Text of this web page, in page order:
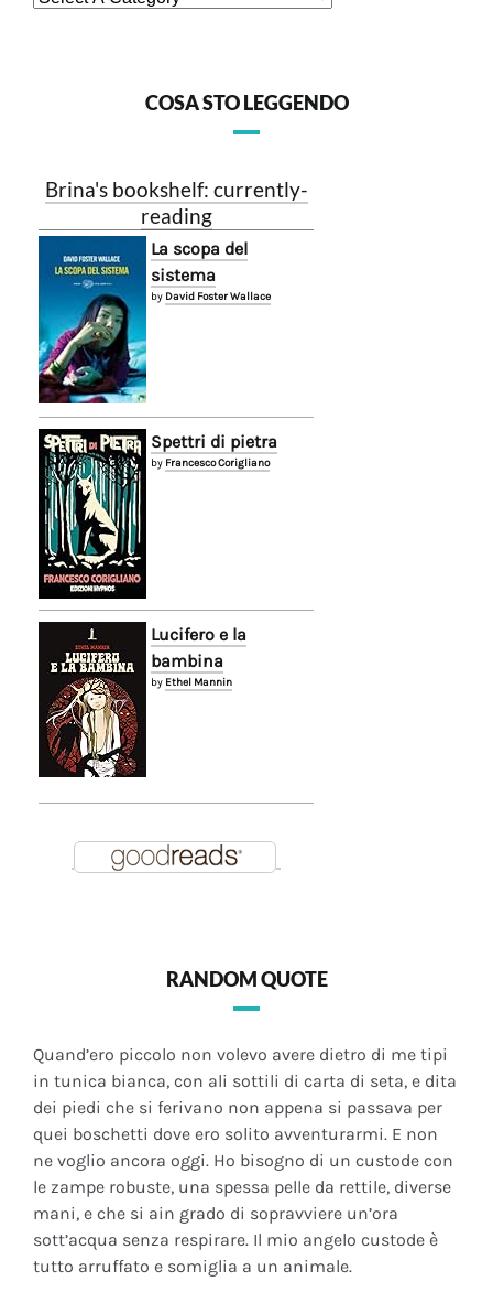
COSA STO LEGGENDO
Brina's bookshelf: currently-
reading
La scopa del
sistema
by David Foster Wallace
Spettri di pietra
by Francesco Corigliano
Lucifero e la
bambina
by Ethel Mannin
RANDOM QUOTE
Quand’ero piccolo non volevo avere dietro di me tipi
in tunica bianca, con ali sottili di carta di seta, e dita
dei piedi che si ferivano non appena si passava per
quei boschetti dove ero solito avventurarmi. E non
ne voglio ancora oggi. Ho bisogno di un custode con
le zampe robuste, una spessa pelle da rettile, diverse
mani, e che si ain grado di sopravviere un’ora
sott’acqua senza respirare. Il mio angelo custode è
tutto arruffato e somiglia a un animale.